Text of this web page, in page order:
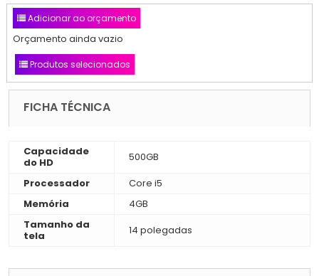
Adicionar ao orçamento
Orçamento ainda vazio
Produtos selecionados
FICHA TÉCNICA
Capacidade
do HD
500GB
Processador
Core i5
Memória
4GB
Tamanho da
tela
14 polegadas